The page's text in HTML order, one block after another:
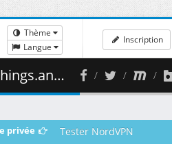
Thème
Langue
Inscription
( 469.73 MB )
privée Tester NordVPN